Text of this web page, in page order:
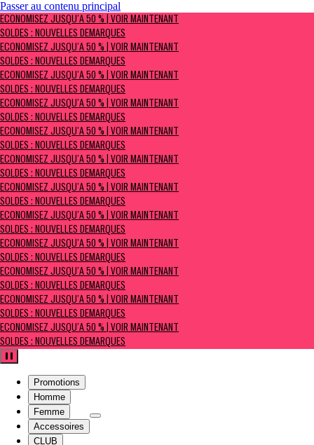
Passer au contenu principal
ÉCONOMISEZ JUSQU’À 50 % | Voir maintenant
Soldes : NOUVELLES DÉMARQUES
ÉCONOMISEZ JUSQU’À 50 % | VOIR MAINTENANT
SOLDES : NOUVELLES DÉMARQUES
ÉCONOMISEZ JUSQU’À 50 % | VOIR MAINTENANT
SOLDES : NOUVELLES DÉMARQUES
ÉCONOMISEZ JUSQU’À 50 % | VOIR MAINTENANT
SOLDES : NOUVELLES DÉMARQUES
ÉCONOMISEZ JUSQU’À 50 % | VOIR MAINTENANT
SOLDES : NOUVELLES DÉMARQUES
ÉCONOMISEZ JUSQU’À 50 % | VOIR MAINTENANT
SOLDES : NOUVELLES DÉMARQUES
ÉCONOMISEZ JUSQU’À 50 % | VOIR MAINTENANT
SOLDES : NOUVELLES DÉMARQUES
ÉCONOMISEZ JUSQU’À 50 % | VOIR MAINTENANT
SOLDES : NOUVELLES DÉMARQUES
ÉCONOMISEZ JUSQU’À 50 % | VOIR MAINTENANT
SOLDES : NOUVELLES DÉMARQUES
ÉCONOMISEZ JUSQU’À 50 % | VOIR MAINTENANT
SOLDES : NOUVELLES DÉMARQUES
ÉCONOMISEZ JUSQU’À 50 % | VOIR MAINTENANT
SOLDES : NOUVELLES DÉMARQUES
ÉCONOMISEZ JUSQU’À 50 % | VOIR MAINTENANT
SOLDES : NOUVELLES DÉMARQUES
ÉCONOMISEZ JUSQU’À 50 % | VOIR MAINTENANT
SOLDES : NOUVELLES DÉMARQUES
Pause
Promotions
Homme
Femme
Accessoires
CLUB